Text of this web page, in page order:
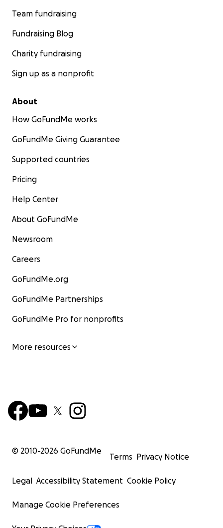
Team fundraising
Fundraising Blog
Charity fundraising
Sign up as a nonprofit
About
How GoFundMe works
GoFundMe Giving Guarantee
Supported countries
Pricing
Help Center
About GoFundMe
Newsroom
Careers
GoFundMe.org
GoFundMe Partnerships
GoFundMe Pro for nonprofits
More resources
© 2010-2026 GoFundMe
Terms Privacy Notice
Legal Accessibility Statement Cookie Policy
Manage Cookie Preferences